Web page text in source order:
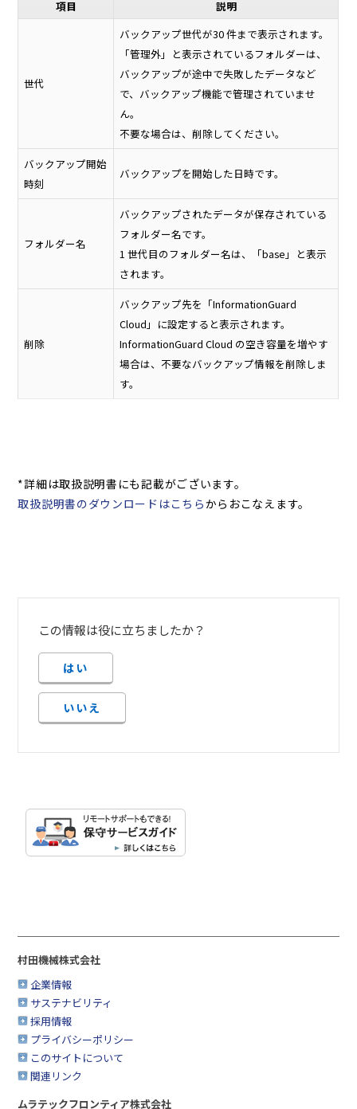
項目 説明
世代
バックアップ世代が30 件まで表示されます。
「管理外」と表示されているフォルダーは、
バックアップが途中で失敗したデータなど
で、バックアップ機能で管理されていませ
ん。
不要な場合は、削除してください。
バックアップ開始
時刻
バックアップを開始した日時です。
フォルダー名
バックアップされたデータが保存されている
フォルダー名です。
1 世代目のフォルダー名は、「base」と表示
されます。
削除
バックアップ先を「InformationGuard
Cloud」に設定すると表示されます。
InformationGuard Cloud の空き容量を増やす
場合は、不要なバックアップ情報を削除しま
す。
*詳細は取扱説明書にも記載がございます。
取扱説明書のダウンロードはこちらからおこなえます。
この情報は役に立ちましたか？
はい
いいえ
村田機械株式会社
企業情報
サステナビリティ
採用情報
プライバシーポリシー
このサイトについて
関連リンク
ムラテックフロンティア株式会社